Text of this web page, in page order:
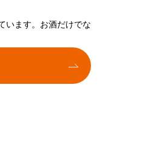
います。お酒だけでな